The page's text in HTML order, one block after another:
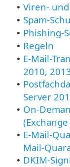
• Viren-
• Spam-
• Phishing-
• Regeln
• E-Mail-
2010,
•
Server
• On-
• E-Mail-
Mail-
• DKIM-